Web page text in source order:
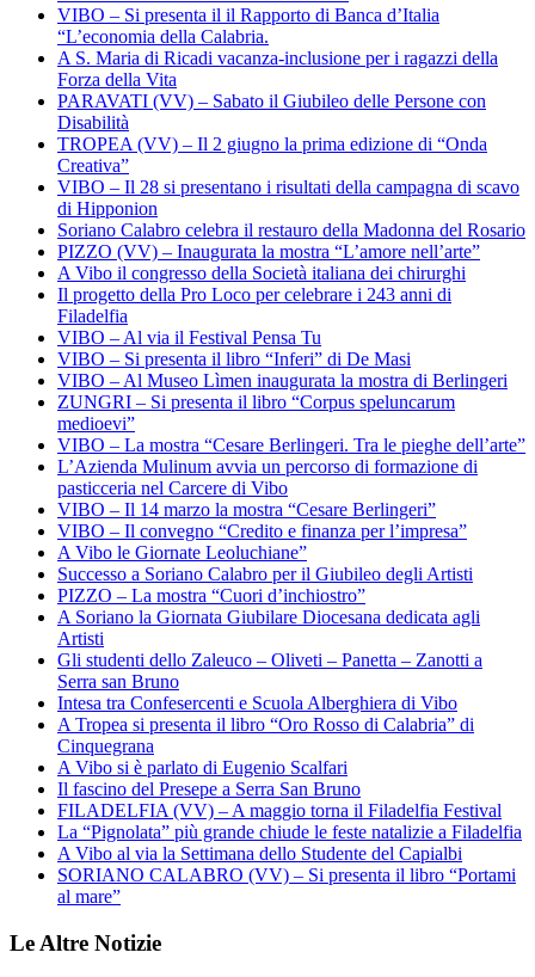
VIBO – Si presenta il il Rapporto di Banca d’Italia
“L’economia della Calabria.
A S. Maria di Ricadi vacanza-inclusione per i ragazzi della
Forza della Vita
PARAVATI (VV) – Sabato il Giubileo delle Persone con
Disabilità
TROPEA (VV) – Il 2 giugno la prima edizione di “Onda
Creativa”
VIBO – Il 28 si presentano i risultati della campagna di scavo
di Hipponion
Soriano Calabro celebra il restauro della Madonna del Rosario
PIZZO (VV) – Inaugurata la mostra “L’amore nell’arte”
A Vibo il congresso della Società italiana dei chirurghi
Il progetto della Pro Loco per celebrare i 243 anni di
Filadelfia
VIBO – Al via il Festival Pensa Tu
VIBO – Si presenta il libro “Inferi” di De Masi
VIBO – Al Museo Lìmen inaugurata la mostra di Berlingeri
ZUNGRI – Si presenta il libro “Corpus speluncarum
medioevi”
VIBO – La mostra “Cesare Berlingeri. Tra le pieghe dell’arte”
L’Azienda Mulinum avvia un percorso di formazione di
pasticceria nel Carcere di Vibo
VIBO – Il 14 marzo la mostra “Cesare Berlingeri”
VIBO – Il convegno “Credito e finanza per l’impresa”
A Vibo le Giornate Leoluchiane”
Successo a Soriano Calabro per il Giubileo degli Artisti
PIZZO – La mostra “Cuori d’inchiostro”
A Soriano la Giornata Giubilare Diocesana dedicata agli
Artisti
Gli studenti dello Zaleuco – Oliveti – Panetta – Zanotti a
Serra san Bruno
Intesa tra Confesercenti e Scuola Alberghiera di Vibo
A Tropea si presenta il libro “Oro Rosso di Calabria” di
Cinquegrana
A Vibo si è parlato di Eugenio Scalfari
Il fascino del Presepe a Serra San Bruno
FILADELFIA (VV) – A maggio torna il Filadelfia Festival
La “Pignolata” più grande chiude le feste natalizie a Filadelfia
A Vibo al via la Settimana dello Studente del Capialbi
SORIANO CALABRO (VV) – Si presenta il libro “Portami
al mare”
Le Altre Notizie